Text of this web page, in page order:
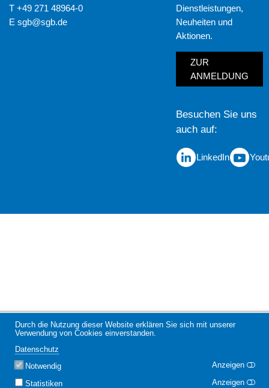
Durch die Nutzung dieser Website erklären Sie sich mit unserer
Verwendung von Cookies einverstanden.
Datenschutz
Notwendig Anzeigen
Statistiken Anzeigen
T +49 271 48964-0
Esgb@sgb.de
Dienstleistungen,
Neuheiten und
Aktionen.
ZUR
ANMELDUNG
Besuchen Sie uns
auch auf
LinkedIn